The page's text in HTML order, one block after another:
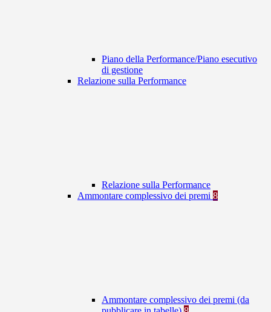
Piano della Performance/Piano esecutivo
di gestione
Relazione sulla Performance
Relazione sulla Performance
Ammontare complessivo dei premi 8
Ammontare complessivo dei premi (da